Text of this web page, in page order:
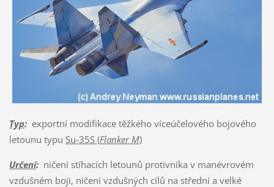
Typ:exportní modifikace těžkého víceúčelového bojového
letounu typu Su-35S (Flanker M)
Určení:ničení stíhacích letounů protivníka v manévrovém
vzdušném boji, ničení vzdušných cílů na střední a velké